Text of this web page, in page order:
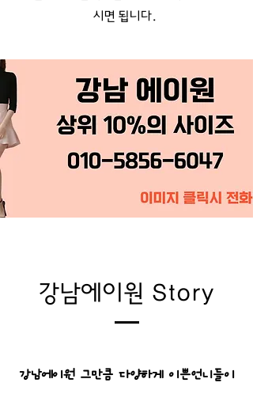
시면 됩니다.
강남에이원 Story
강남에이원 그만큼 다양하게 이쁜언니들이